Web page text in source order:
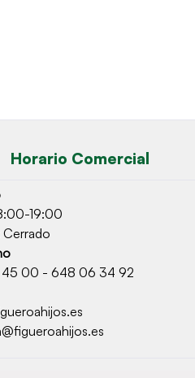
Horario Comercial
19:00
45 00 - 648 06 34 92